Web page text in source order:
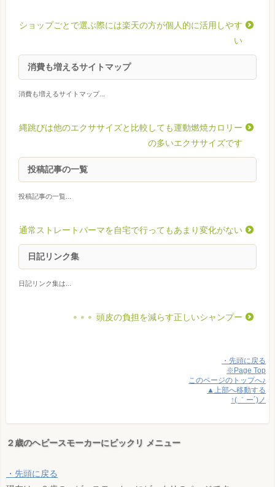
ショップごとで選ぶ際には楽天の方が個人的に活用しやす
い
消費も増えるサイトマップ
消費も増えるサイトマップ...
縄跳びは他のエクササイズと比較しても運動燃焼カロリー
の多いエクササイズです
投稿記事の一覧
投稿記事の一覧...
通常ストレートパーマを自宅で行ってもあまり変化がない
日記リンク集
日記リンク集は...
頭皮の負担を減らす正しいシャンプー
・先頭に戻る
※Page Top
このページのトップへ♪
▲上部へ移動する
↑( ｀ー´)ノ
２歳のヘビースモーカーにビックリ メニュー
・先頭に戻る